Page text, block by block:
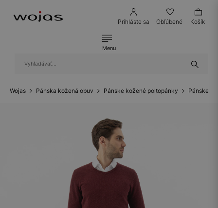
Prihláste sa Obľúbené Košík
Menu
Wojas Pánska kožená obuv Pánske kožené poltopánky Pánske